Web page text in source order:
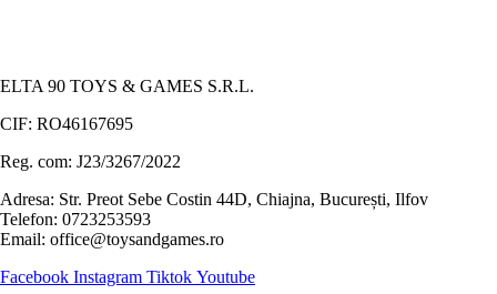
ELTA 90 TOYS & GAMES S.R.L.
CIF: RO46167695
Reg. com: J23/3267/2022
Adresa: Str. Preot Sebe Costin 44D, Chiajna, București, Ilfov
Telefon: 0723253593
Email: office@toysandgames.ro
Facebook Instagram Tiktok Youtube